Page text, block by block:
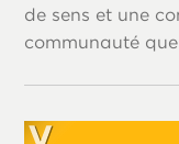
de sens et une
communauté